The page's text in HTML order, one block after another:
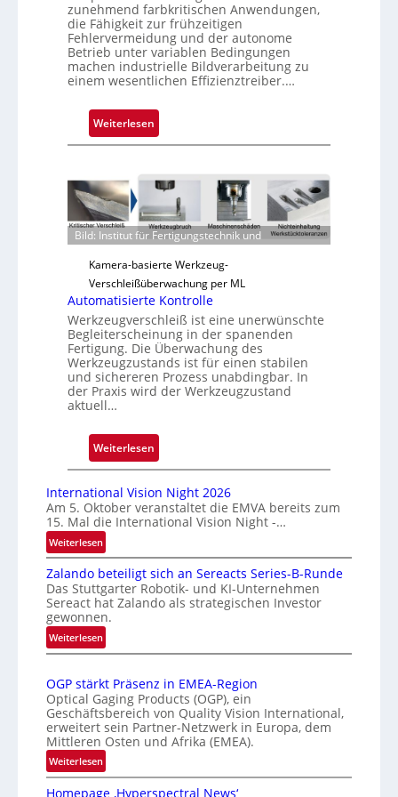
zunehmend farbkritischen Anwendungen,
die Fähigkeit zur frühzeitigen
Fehlervermeidung und der autonome
Betrieb unter variablen Bedingungen
machen industrielle Bildverarbeitung zu
einem wesentlichen Effizienztreiber.…
Weiterlesen:
Z
v
r
l
s
s
i
g
e
D
r
k
m
r
k
e
r
k
u
n
g
Bild: Institut für Fertigungstechnik und
Kamera-basierte Werkzeug-
Verschleißüberwachung per ML
Automatisierte Kontrolle
Werkzeugverschleiß ist eine unerwünschte
Begleiterscheinung in der spanenden
Fertigung. Die Überwachung des
Werkzeugzustands ist für einen stabilen
und sichereren Prozess unabdingbar. In
der Praxis wird der Werkzeugzustand
aktuell…
Weiterlesen:
A
t
o
a
t
i
e
t
e
K
o
t
International Vision Night 2026
Am 5. Oktober veranstaltet die EMVA bereits zum
15. Mal die International Vision Night -…
Weiterlesen:
I
n
t
e
r
n
a
i
o
n
a
l
V
Zalando beteiligt sich an Sereacts Series-B-Runde
Das Stuttgarter Robotik- und KI-Unternehmen
Sereact hat Zalando als strategischen Investor
gewonnen.
Weiterlesen:
Z
l
a
n
d
o
b
e
OGP stärkt Präsenz in EMEA-Region
Optical Gaging Products (OGP), ein
Geschäftsbereich von Quality Vision International,
erweitert sein Partner-Netzwerk in Europa, dem
Mittleren Osten und Afrika (EMEA).
Weiterlesen:
O
G
Homepage ‚Hyperspectral News‘